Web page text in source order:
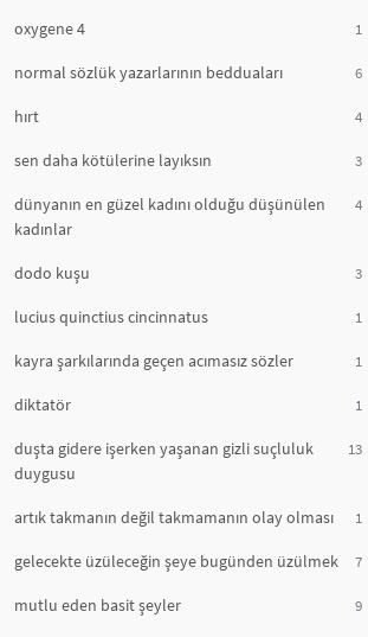
oxygene 4 1
normal sözlük yazarlarının bedduaları 6
hırt 4
sen daha kötülerine layıksın 3
dünyanın en güzel kadını olduğu düşünülen
kadınlar
4
dodo kuşu 3
lucius quinctius cincinnatus 1
kayra şarkılarında geçen acımasız sözler 1
diktatör 1
duşta gidere işerken yaşanan gizli suçluluk
duygusu
13
artık takmanın değil takmamanın olay olması 1
gelecekte üzüleceğin şeye bugünden üzülmek 7
mutlu eden basit şeyler 9